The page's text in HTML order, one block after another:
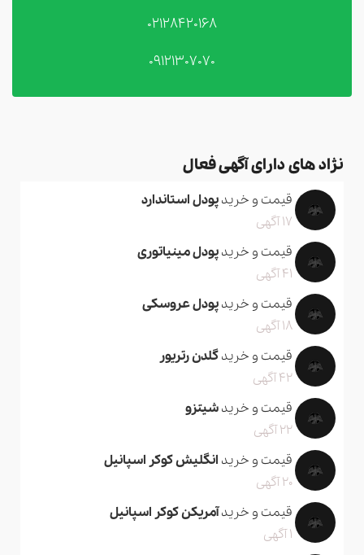
02128420168
09121307070
نژاد های دارای آگهی فعال
قیمت و خریدپودل استاندارد
17 آگهی
قیمت و خریدپودل مینیاتوری
41 آگهی
قیمت و خریدپودل عروسکی
18 آگهی
قیمت و خریدگلدن رتریور
42 آگهی
قیمت و خریدشیتزو
22 آگهی
قیمت و خرید انگلیش کوکر اسپانیل
20 آگهی
قیمت و خریدآمریکن کوکر اسپانیل
1 آگهی